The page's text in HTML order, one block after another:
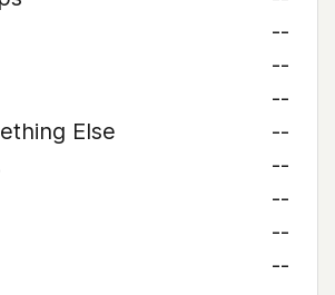
--
--
--
Else
--
--
--
--
--